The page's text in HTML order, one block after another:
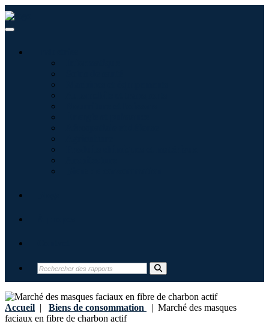
Accueil | Biens de consommation | Marché des masques
faciaux en fibre de charbon actif